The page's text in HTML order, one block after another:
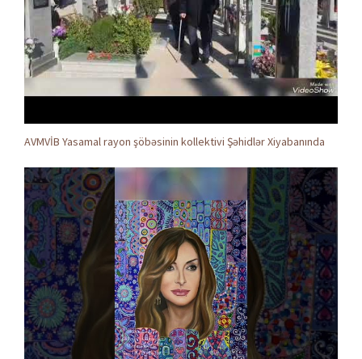
AVMVİB Yasamal rayon şöbəsinin kollektivi Şəhidlər Xiyabanında